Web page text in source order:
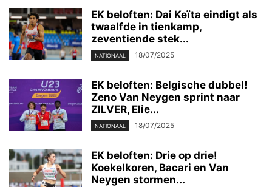
EK beloften: Dai Keïta eindigt als
twaalfde in tienkamp,
zeventiende stek...
NATIONAAL 18/07/2025
EK beloften: Belgische dubbel!
Zeno Van Neygen sprint naar
ZILVER, Elie...
NATIONAAL 18/07/2025
EK beloften: Drie op drie!
Koekelkoren, Bacari en Van
Neygen stormen...